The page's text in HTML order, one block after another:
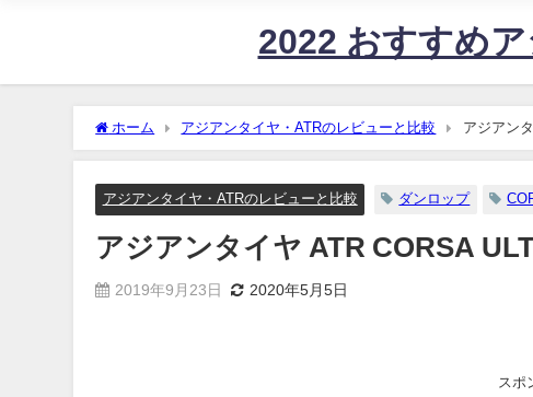
2022 おすすめ
ホーム アジアンタイヤ・ATRのレビューと比較 アジアン
アジアンタイヤ・ATRのレビューと比較 ダンロップ
アジアンタイヤ ATR CORSA
2019年9月23日 2020年5月5日
スポ